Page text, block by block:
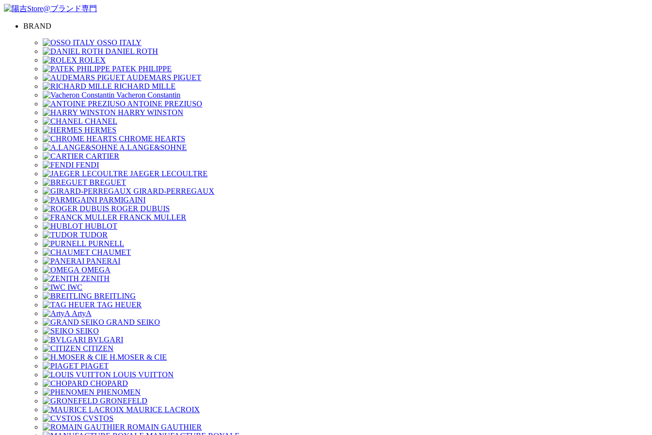
BRAND
OSSO ITALY
DANIEL ROTH
ROLEX
PATEK PHILIPPE
AUDEMARS PIGUET
RICHARD MILLE
Vacheron Constantin
ANTOINE PREZIUSO
HARRY WINSTON
CHANEL
HERMES
CHROME HEARTS
A.LANGE&SOHNE
CARTIER
FENDI
JAEGER LECOULTRE
BREGUET
GIRARD-PERREGAUX
PARMIGAINI
ROGER DUBUIS
FRANCK MULLER
HUBLOT
TUDOR
PURNELL
CHAUMET
PANERAI
OMEGA
ZENITH
IWC
BREITLING
TAG HEUER
ArtyA
GRAND SEIKO
SEIKO
BVLGARI
CITIZEN
H.MOSER & CIE
PIAGET
LOUIS VUITTON
CHOPARD
PHENOMEN
GRONEFELD
MAURICE LACROIX
CVSTOS
ROMAIN GAUTHIER